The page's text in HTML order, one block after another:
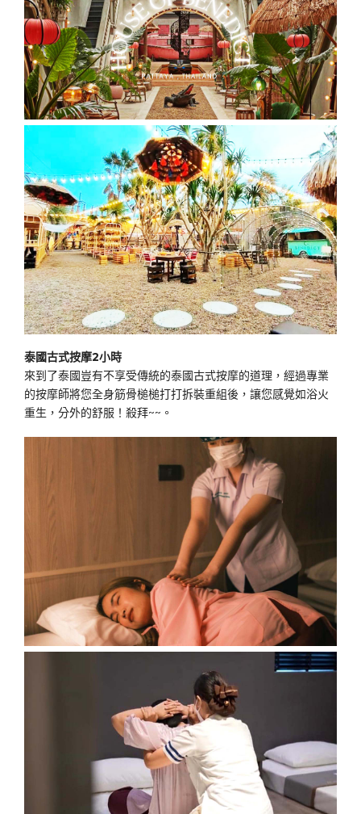
泰國古式按摩2小時
來到了泰國豈有不享受傳統的泰國古式按摩的道理，經過專業
的按摩師將您全身筋骨槌槌打打拆裝重組後，讓您感覺如浴火
重生，分外的舒服！殺拜~~。